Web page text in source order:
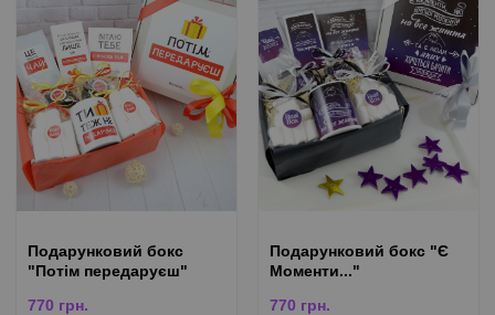
Подарунковий бокс
"Потім передаруєш"
770 грн.
Подарунковий бокс "Є
Моменти..."
770 грн.